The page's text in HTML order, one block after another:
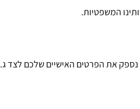
המשפטיות.
נספק את הפרטים האישיים שלכם לצד ג.